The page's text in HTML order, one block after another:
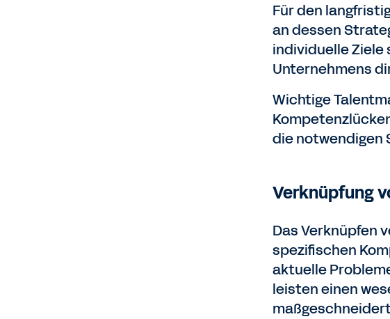
Für den
an dessen
individuelle Ziele
Unternehmens
Wichtige
die notwendigen
Verknüpfung
Das Verknüpfen
spezifischen
aktuelle
leisten einen